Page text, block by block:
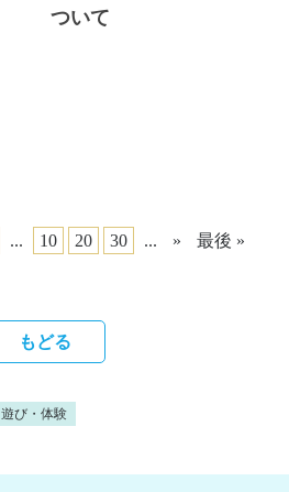
ついて
... 10 20 30 ... » 最後 »
もどる
遊び・体験